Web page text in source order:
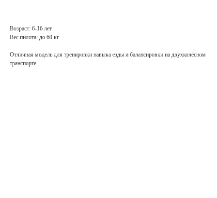
Возраст: 6-16 лет
Вес пилота: до 60 кг
Отличная модель для тренировки навыка езды и балансировки на двухколёсном
транспорте